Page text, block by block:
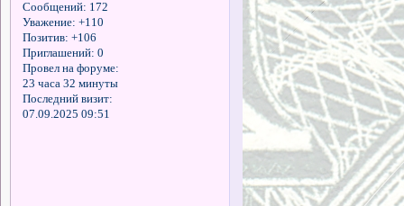
Сообщений: 172
Уважение: +110
Позитив: +106
Приглашений: 0
Провел на форуме:
23 часа 32 минуты
Последний визит:
07.09.2025 09:51